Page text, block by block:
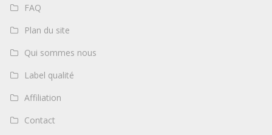
FAQ
Plan du site
Qui sommes nous
Label qualité
Affiliation
Contact